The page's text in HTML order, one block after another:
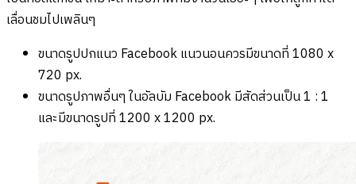
เลื่อนชมไปเพลินๆ
ขนาดรูปปกแนว Facebook แนวนอนควรมีขนาดที่ 1080 x
720 px.
ขนาดรูปภาพอื่นๆ ในอัลบัม Facebook มีสัดส่วนเป็น 1 : 1
และมีขนาดรูปที่ 1200 x 1200 px.